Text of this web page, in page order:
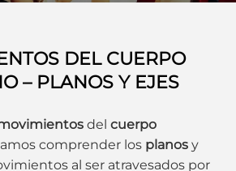
DEL CUERPO
– PLANOS Y EJES
del cuerpo
comprender los planos y
al ser atravesados por